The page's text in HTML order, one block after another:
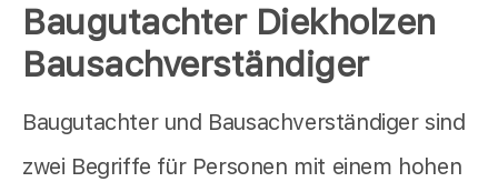
Baugutachter Diekholzen
Bausachverständiger
Baugutachter und Bausachverständiger sind
zwei Begriffe für Personen mit einem hohen